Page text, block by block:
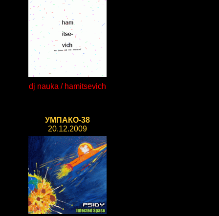
dj nauka / hamitsevich
УМПАКО-38
20.12.2009